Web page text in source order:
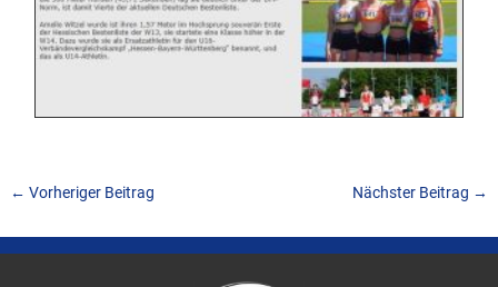
← Vorheriger Beitrag Nächster Beitrag →